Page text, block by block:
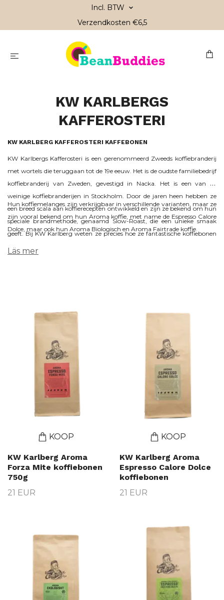
Incl. BTW
Verzendkosten €6,5
KW KARLBERGS
KAFFEROSTERI
KW KARLBERG KAFFEROSTERI KAFFEBONEN
KW Karlbergs Kafferosteri is een gerenommeerd Zweeds koffiebranderij
met wortels die teruggaan tot de 19e eeuw. Het is de oudste familiebedrijf
koffiebranderij van Zweden, gevestigd in Nacka. Het is een van de
weinige koffiebranderijen in Stockholm. Door de jaren heen hebben ze
een breed scala aan koffierecepten ontwikkeld en zijn ze bekend om hun
speciale brandmethode, genaamd Slow-Roast, die een unieke smaak
geeft. Bij KW Karlberg weten ze precies hoe ze fantastische koffiebonen
moeten branden die zorgen voor een heerlijke kop koffie.
Hun koffiemelanges zijn verkrijgbaar in verschillende varianten, maar ze
zijn vooral bekend om hun Aroma koffie, met name de Espresso Calore
Dolce, maar ook hun Aroma Biologisch en Aroma Fairtrade koffie.
Läs mer
KOOP
KW Karlberg Aroma
Forza Mite koffiebonen
750g
21 EUR
KOOP
KW Karlberg Aroma
Espresso Calore Dolce
koffiebonen
21 EUR